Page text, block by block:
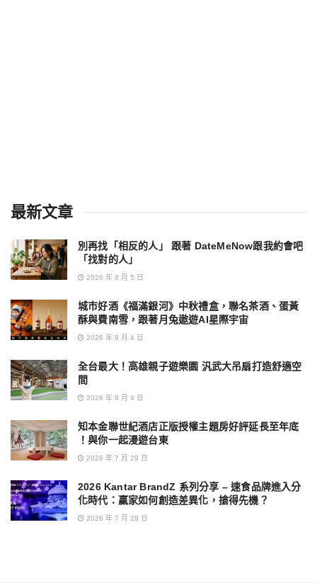
最新文章
別再找「相反的人」 跟著 DateMeNow跟我約會吧
「找對的人」
2026 年 8 月 5 日
城市好酒《福滿銀河》中秋禮盒，聯名茶酒、蛋黃
酥與費南雪，跟著月兔遨遊AI星際宇宙
2026 年 8 月 4 日
全台最大！高雄親子遊樂園 汎武大吊扇打造舒適空
間
2026 年 8 月 4 日
知本金聯世紀酒店正版授權主題房好評延長至年底
！與你一起漫遊台東
2026 年 7 月 29 日
2026 Kantar BrandZ 系列分享 – 速食品牌進入分
化時代：贏家如何創造差異化，搶得先機？
2026 年 7 月 29 日